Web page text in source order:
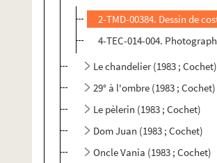
2-TMD-00384. Dessin de
4-TEC-014-004.
Le chandelier (1983 ; Cochet)
29° à l'ombre (1983 ; Cochet)
Le pèlerin (1983 ; Cochet)
Dom Juan (1983 ; Cochet)
Oncle Vania (1983 ; Cochet)